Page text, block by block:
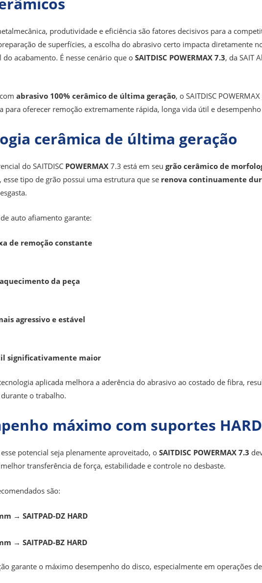
produtividade e eficiência são fatores decisivos para a
de superfícies, a escolha do abrasivo certo impacta diretamente
do acabamento. É nesse cenário que oSAITDISC POWERMAX 7.3, da SAIT
abrasivo 100% cerâmico de última geração, o SAITDISC
para oferecer remoção extremamente rápida, longa vida útil e
cerâmica de última geração
do SAITDISC POWERMAX 7.3 está em seugrão cerâmico de
esse tipo de grão possui uma estrutura que se renova continuamente
auto afiamento garante:
de remoção constante
da peça
agressivo e estável
significativamente maior
aplicada melhora a aderência do abrasivo ao costado de fibra,
o trabalho.
máximo com suportes HARD
potencial seja plenamente aproveitado, oSAITDISC POWERMAX 7.3
transferência de força, estabilidade e controle no desbaste.
são:
→ SAITPAD-DZ HARD
→ SAITPAD-BZ HARD
garante o máximo desempenho do disco, especialmente em operações